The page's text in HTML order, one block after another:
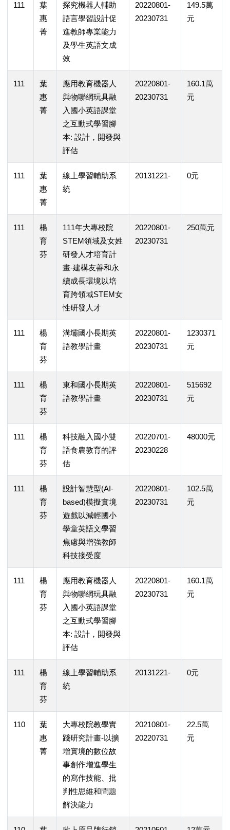
111
葉
惠
菁
探究機器人輔助
語言學習設計促
進教師專業能力
及學生英語文成
效
20220801-
20230731
149.5萬
元
111
葉
惠
菁
應用教育機器人
與物聯網玩具融
入國小英語課堂
之互動式學習腳
本: 設計，開發與
評估
20220801-
20230731
160.1萬
元
111
葉
惠
菁
線上學習輔助系
統
20131221- 0元
111
楊
育
芬
111年大專校院
STEM領域及女姓
研發人才培育計
畫-建構友善和永
續成長環境以培
育跨領域STEM女
性研發人才
20220801-
20230731
250萬元
111
楊
育
芬
溝壩國小長期英
語教學計畫
20220801-
20230731
1230371
元
111
楊
育
芬
東和國小長期英
語教學計畫
20220801-
20230731
515692
元
111
楊
育
芬
科技融入國小雙
語食農教育的評
估
20220701-
20230228
48000元
111
楊
育
芬
設計智慧型(AI-
based)模擬實境
遊戲以減輕國小
學童英語文學習
焦慮與增強教師
科技接受度
20220801-
20230731
102.5萬
元
111
楊
育
芬
應用教育機器人
與物聯網玩具融
入國小英語課堂
之互動式學習腳
本: 設計，開發與
評估
20220801-
20230731
160.1萬
元
111
楊
育
芬
線上學習輔助系
統
20131221- 0元
110
葉
惠
菁
大專校院教學實
踐研究計畫-以擴
增實境的數位故
事創作增進學生
的寫作技能、批
判性思維和問題
解決能力
20210801-
20220731
22.5萬
元